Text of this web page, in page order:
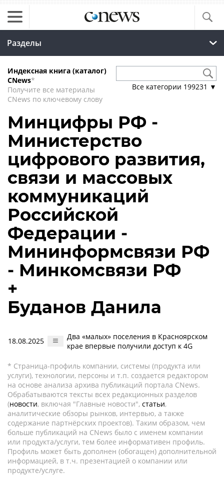
Разделы
Индексная книга (каталог)
CNews*
Получите все материалы
CNews по ключевому слову
Все категории 199231 ▼
Минцифры РФ -
Министерство
цифрового развития,
связи и массовых
коммуникаций
Российской
Федерации -
Мининформсвязи РФ
- Минкомсвязи РФ
+
Буданов Данила
18.08.2025
Два «малых» поселения в Красноярском
крае впервые получили доступ к 4G
* Страница-профиль компании, системы (продукта или
услуги), технологии, персоны и т.п. создается редактором
на основе анализа архива публикаций портала CNews.
Обрабатываются тексты всех редакционных разделов
(новости, включая "Главные новости", статьи,
аналитические обзоры рынков, интервью, а также
содержание партнёрских проектов). Таким образом, чем
больше публикаций на CNews было с именем компании
или продукта/услуги, тем более информативен профиль.
Профиль может быть дополнен (обогащен) дополнительной
информацией, в т.ч. презентацией о компании или
продукте/услуге.